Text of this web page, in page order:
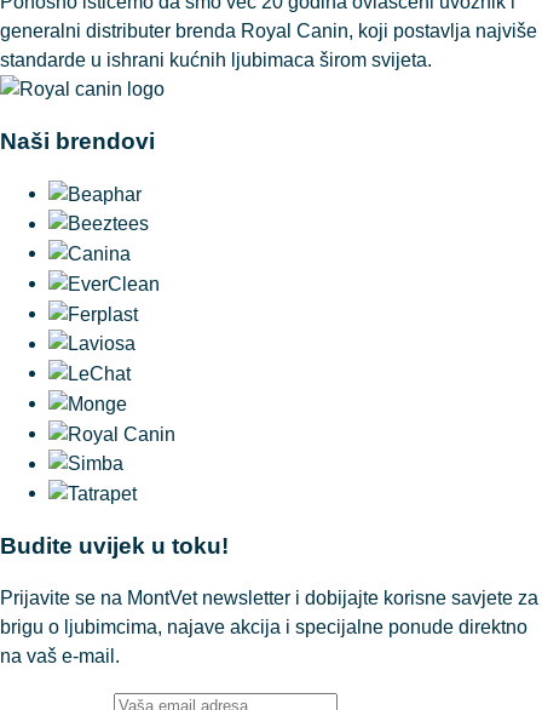
generalni distributer brenda Royal Canin, koji postavlja najviše
standarde u ishrani kućnih ljubimaca širom svijeta.
Naši brendovi
Budite uvijek u toku!
Prijavite se na MontVet newsletter i dobijajte korisne savjete za
brigu o ljubimcima, najave akcija i specijalne ponude direktno
na vaš e-mail.